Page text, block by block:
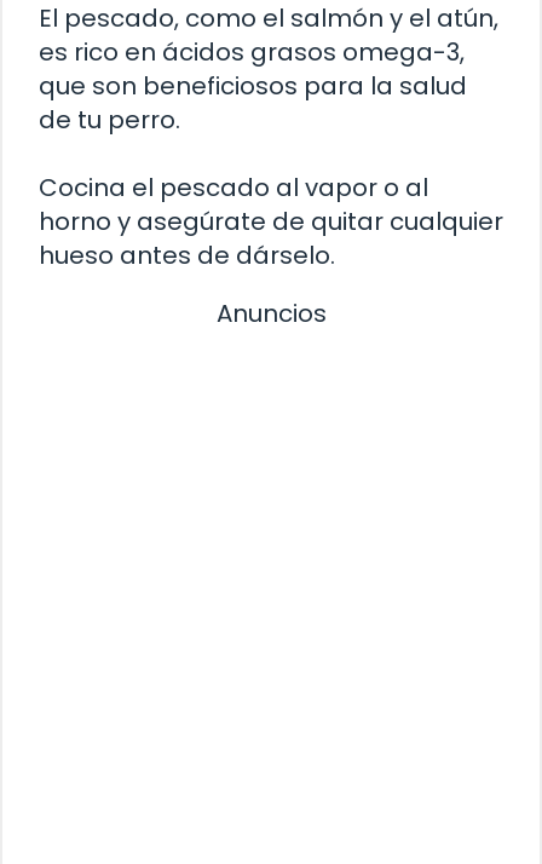
El pescado, como el salmón y el atún,
es rico en ácidos grasos omega-3,
que son beneficiosos para la salud
de tu perro.
Cocina el pescado al vapor o al
horno y asegúrate de quitar cualquier
hueso antes de dárselo.
Anuncios